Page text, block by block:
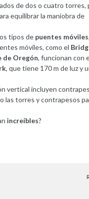
de dos o cuatro torres,
equilibrar la maniobra de
tipos de puentes móviles
móviles, como el
de Oregón, funcionan con
, que tiene 170 m de luz y
vertical incluyen
las torres y contrapesos
increíbles?